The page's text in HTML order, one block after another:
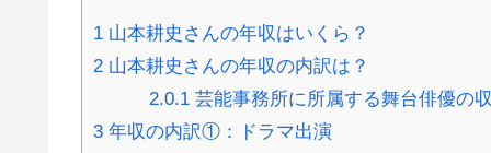
1 山本耕史さんの年収はいくら？
2 山本耕史さんの年収の内訳は？
2.0.1 芸能事務所に所属する舞台俳優の
3 年収の内訳①：ドラマ出演